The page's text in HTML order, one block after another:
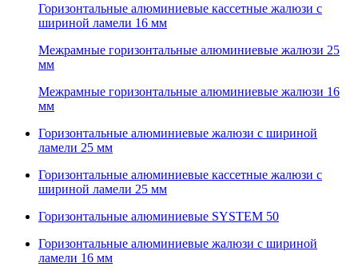
Горизонтальные алюминиевые кассетные жалюзи с
шириной ламели 16 мм
Межрамные горизонтальные алюминиевые жалюзи 25
мм
Межрамные горизонтальные алюминиевые жалюзи 16
мм
Горизонтальные алюминиевые жалюзи с шириной
ламели 25 мм
Горизонтальные алюминиевые кассетные жалюзи с
шириной ламели 25 мм
Горизонтальные алюминиевые SYSTEM 50
Горизонтальные алюминиевые жалюзи с шириной
ламели 16 мм